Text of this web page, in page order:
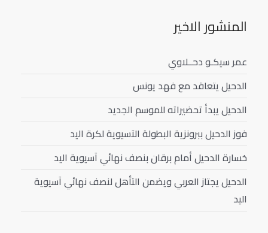
المنشور الاخير
عمر سيكـو دحــلاوي
الدحيل يتعاقد مع فهد يونس
الدحيل يبدأ تحضيراته للموسم الجديد
فوز الدحيل ببرونزية البطولة الآسيوية لكرة اليد
خسارة الدحيل أمام برقان بنصف نهائي آسيوية اليد
الدحيل يجتاز العربي ويضمن التأهل لنصف نهائي آسيوية
اليد